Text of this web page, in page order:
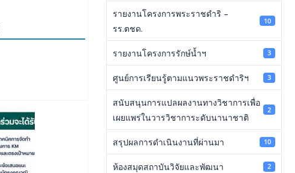
รายงานโครงการพระราชดำริ –
รร.ตชด.
10
รายงานโครงการรักษ์น้ำฯ 3
ศูนย์การเรียนรู้ตามแนวพระราชดำริฯ 3
สนับสนุนการแปลผลงานทางวิชาการเพื่อ
เผยแพร่ในวารวิชาการะดับนานาชาติ
2
สรุปผลการดำเนินงานที่ผ่านมา 10
ห้องสมุดสถาบันวิจัยและพัฒนา 2